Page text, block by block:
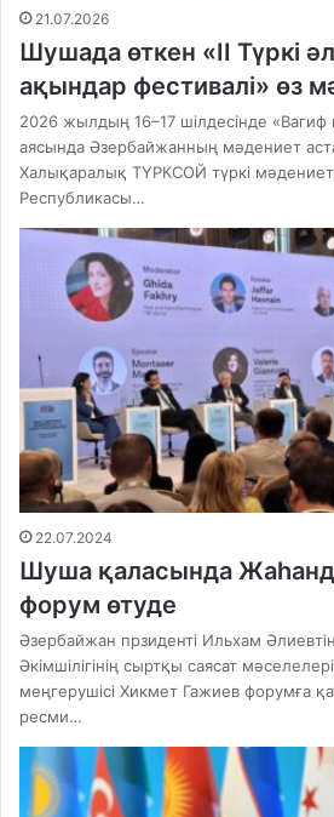
21.07.2026
Шушада өткен «ІІ Түркі
ақындар фестивалі» өз
2026 жылдың 16–17 шілдесінде «Вагиф
аясында Әзербайжанның мәдениет
Халықаралық ТҮРКСОЙ түркі
Республикасы…
22.07.2024
Шуша қаласында
форум өтуде
Әзербайжан прзиденті Ильхам
Әкімшілігінің сыртқы саясат
меңгерушісі Хикмет Гажиев форумға
ресми…